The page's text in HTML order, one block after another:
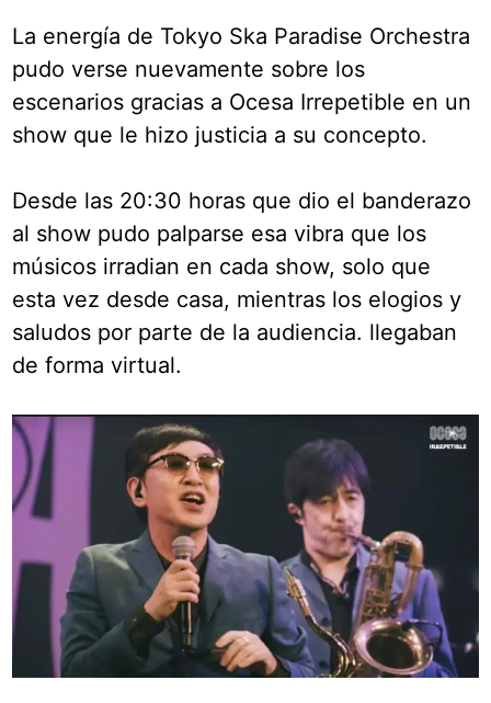
La energía de Tokyo Ska Paradise Orchestra
pudo verse nuevamente sobre los
escenarios gracias a Ocesa Irrepetible en un
show que le hizo justicia a su concepto.
Desde las 20:30 horas que dio el banderazo
al show pudo palparse esa vibra que los
músicos irradian en cada show, solo que
esta vez desde casa, mientras los elogios y
saludos por parte de la audiencia. llegaban
de forma virtual.